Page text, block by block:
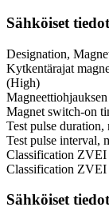
Sähköiset
Designation,
Kytkentärajat
(High)
Magnet switch-on
Test pulse duration,
Test pulse interval,
Classification
Classification
Sähköiset